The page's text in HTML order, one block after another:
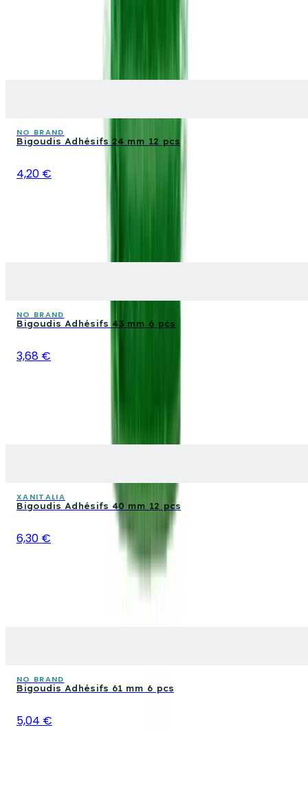
NO BRAND
Bigoudis Adhésifs 24 mm 12 pcs
4,20 €
NO BRAND
Bigoudis Adhésifs 43 mm 6 pcs
3,68 €
XANITALIA
Bigoudis Adhésifs 40 mm 12 pcs
6,30 €
NO BRAND
Bigoudis Adhésifs 61 mm 6 pcs
5,04 €